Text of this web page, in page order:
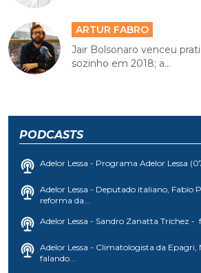
ARTUR FABRO
Jair Bolsonaro venceu
sozinho em 2018; a...
PODCASTS
Adelor Lessa - Programa Adelor Lessa
Adelor Lessa - Deputado italiano, Fabio
reforma da...
Adelor Lessa - Sandro Zanatta Trichez -
Adelor Lessa - Climatologista da Epagri,
falando...